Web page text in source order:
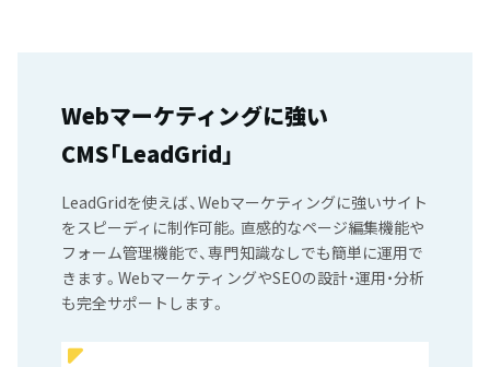
Webマーケティングに強い
CMS「LeadGrid」
LeadGridを使えば、Webマーケティングに強いサイト
をスピーディに制作可能。直感的なページ編集機能や
フォーム管理機能で、専門知識なしでも簡単に運用で
きます。WebマーケティングやSEOの設計・運用・分析
も完全サポートします。